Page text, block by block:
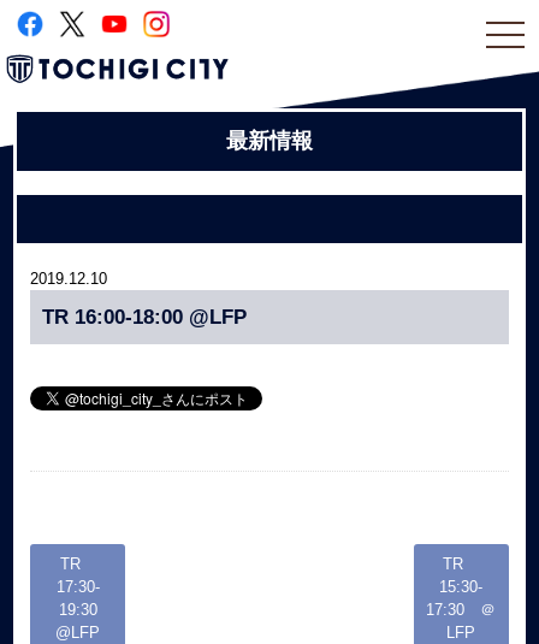
最新情報
2019.12.10
TR 16:00-18:00 @LFP
TR
17:30-
19:30
@LFP
TR
15:30-
17:30 ＠
LFP